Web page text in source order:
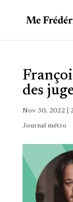
des
Nov 30, 2022|
Journal métro